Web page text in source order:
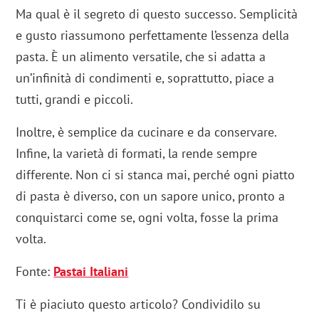
Ma qual è il segreto di questo successo. Semplicità
e gusto riassumono perfettamente l’essenza della
pasta. È un alimento versatile, che si adatta a
un’infinità di condimenti e, soprattutto, piace a
tutti, grandi e piccoli.
Inoltre, è semplice da cucinare e da conservare.
Infine, la varietà di formati, la rende sempre
differente. Non ci si stanca mai, perché ogni piatto
di pasta è diverso, con un sapore unico, pronto a
conquistarci come se, ogni volta, fosse la prima
volta.
Fonte: Pastai Italiani
Ti è piaciuto questo articolo? Condividilo su